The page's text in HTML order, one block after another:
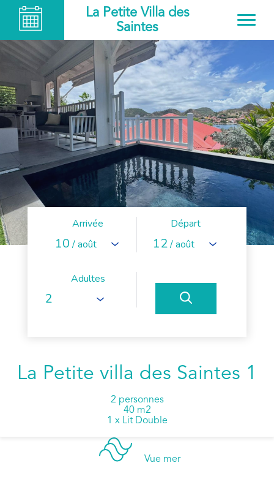
La Petite Villa des
Saintes
Arrivée
10 / août
Départ
12/ août
Adultes
La Petite villa des Saintes 1
2 personnes
40 m2
1 x Lit Double
Vue mer